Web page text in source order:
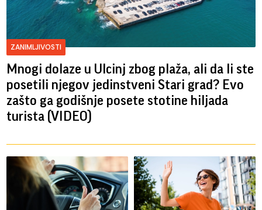
ZANIMLJIVOSTI
Mnogi dolaze u Ulcinj zbog plaža, ali da li ste
posetili njegov jedinstveni Stari grad? Evo
zašto ga godišnje posete stotine hiljada
turista (VIDEO)